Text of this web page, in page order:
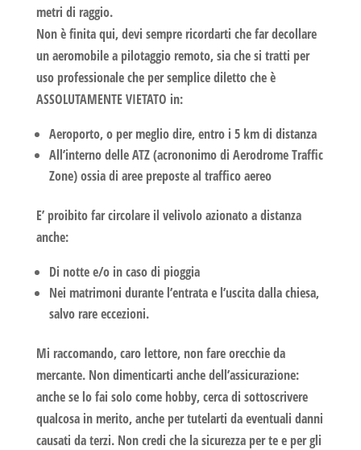
metri di raggio.
Non è finita qui, devi sempre ricordarti che far decollare
un aeromobile a pilotaggio remoto, sia che si tratti per
uso professionale che per semplice diletto che è
ASSOLUTAMENTE VIETATO in:
Aeroporto, o per meglio dire, entro i 5 km di distanza
All’interno delle ATZ (acrononimo di Aerodrome Traffic
Zone) ossia di aree preposte al traffico aereo
E’ proibito far circolare il velivolo azionato a distanza
anche:
Di notte e/o in caso di pioggia
Nei matrimoni durante l’entrata e l’uscita dalla chiesa,
salvo rare eccezioni.
Mi raccomando, caro lettore, non fare orecchie da
mercante. Non dimenticarti anche dell’assicurazione:
anche se lo fai solo come hobby, cerca di sottoscrivere
qualcosa in merito, anche per tutelarti da eventuali danni
causati da terzi. Non credi che la sicurezza per te e per gli